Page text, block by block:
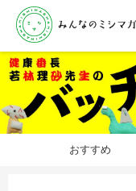
おすすめ